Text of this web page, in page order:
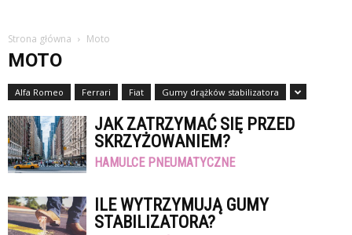
Strona główna Moto
MOTO
Alfa Romeo Ferrari Fiat Gumy drążków stabilizatora
JAK ZATRZYMAĆ SIĘ PRZED
SKRZYŻOWANIEM?
HAMULCE PNEUMATYCZNE
ILE WYTRZYMUJĄ GUMY
STABILIZATORA?